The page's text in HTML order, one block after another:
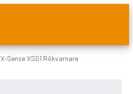
X-Sense XS01 Rökvarnare